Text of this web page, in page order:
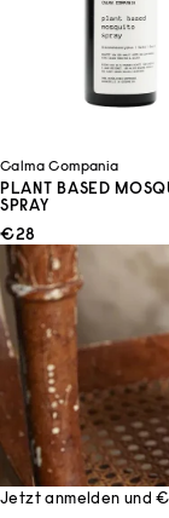
Calma Compania
PLANT BASED
SPRAY
ANGEBOT
€28
Jetzt anmelden und